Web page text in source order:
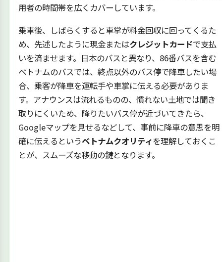
用者の時間帯を広くカバーしています。
乗車後、しばらくすると車掌が料金回収に回ってくるた
め、先述したように現金またはクレジットカードで支払
いを済ませます。日本のバスと異なり、86番バスを含む
ベトナムのバスでは、終点以外のバス停で降車したい場
合、乗客が降車を運転手や車掌に伝える必要がありま
す。アナウンスは流れるものの、慣れない土地では聞き
取りにくいため、降りたいバス停が近づいてきたら、
Googleマップを見せるなどして、事前に降車の意思を明
確に伝えるというベトナムクオリティを理解しておくこ
とが、スムーズな移動の鍵となります。